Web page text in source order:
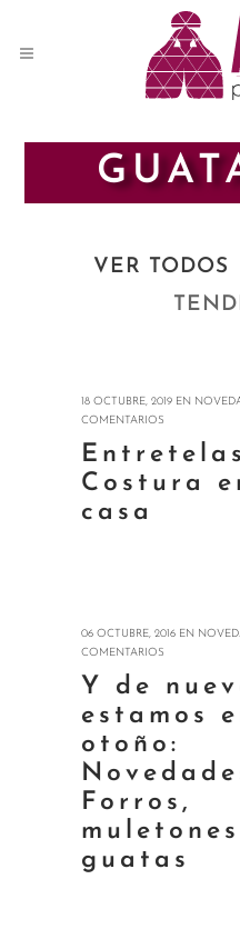
VER TODOS
18 OCTUBRE, 2019EN
COMENTARIOS
Costura
casa
06 OCTUBRE, 2016EN
COMENTARIOS
Y de
estamos
otoño:
Forros,
guatas